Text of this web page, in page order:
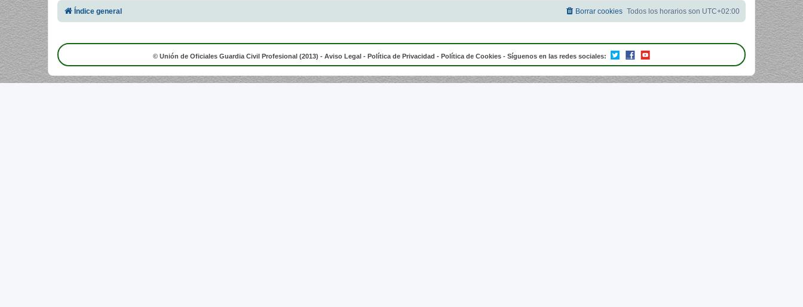
Índice general Todos los horarios son UTC+02:00
Borrar cookies
© Unión de Oficiales Guardia Civil Profesional (2013) - Aviso Legal - Política de Privacidad - Política de Cookies - Síguenos en las redes sociales: